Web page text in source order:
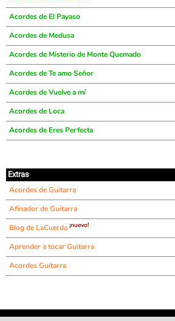
Acordes de El Payaso
Acordes de Medusa
Acordes de Misterio de Monte Quemado
Acordes de Te amo Señor
Acordes de Vuelve a mí
Acordes de Loca
Acordes de Eres Perfecta
Extras
Acordes de Guitarra
Afinador de Guitarra
Blog de LaCuerda ¡nuevo!
Aprender a tocar Guitarra
Acordes Guitarra